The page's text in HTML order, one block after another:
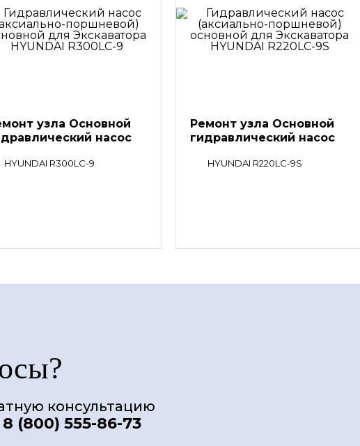
узла Основной
насос
HYUNDAI R300LC-9
Ремонт узла Основной
гидравлический насос
HYUNDAI R220LC-9S
консультацию
8 (800) 555-86-73